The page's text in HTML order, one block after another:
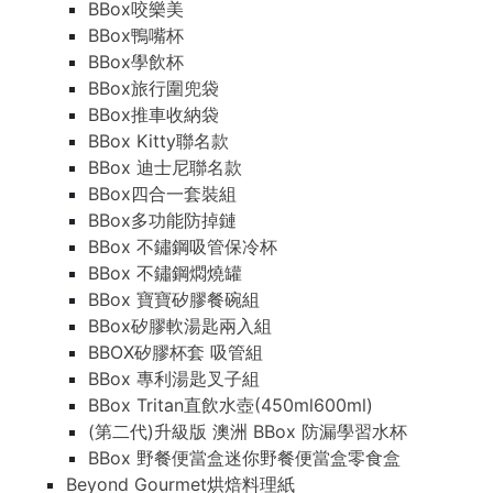
BBox咬樂美
BBox鴨嘴杯
BBox學飲杯
BBox旅行圍兜袋
BBox推車收納袋
BBox Kitty聯名款
BBox 迪士尼聯名款
BBox四合一套裝組
BBox多功能防掉鏈
BBox 不鏽鋼吸管保冷杯
BBox 不鏽鋼燜燒罐
BBox 寶寶矽膠餐碗組
BBox矽膠軟湯匙兩入組
BBOX矽膠杯套 吸管組
BBox 專利湯匙叉子組
BBox Tritan直飲水壺(450ml600ml)
(第二代)升級版 澳洲 BBox 防漏學習水杯
BBox 野餐便當盒迷你野餐便當盒零食盒
Beyond Gourmet烘焙料理紙